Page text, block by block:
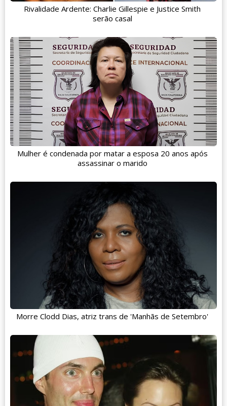
Rivalidade Ardente: Charlie Gillespie e Justice Smith
serão casal
Mulher é condenada por matar a esposa 20 anos após
assassinar o marido
Morre Clodd Dias, atriz trans de 'Manhãs de Setembro'